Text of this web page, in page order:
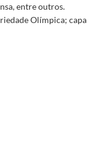
entre outros.
Olímpica; capa